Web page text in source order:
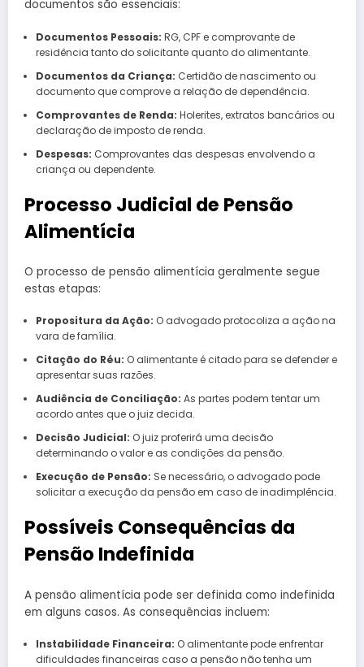
documentos são essenciais:
Documentos Pessoais: RG, CPF e comprovante de
residência tanto do solicitante quanto do alimentante.
Documentos da Criança: Certidão de nascimento ou
documento que comprove a relação de dependência.
Comprovantes de Renda: Holerites, extratos bancários ou
declaração de imposto de renda.
Despesas: Comprovantes das despesas envolvendo a
criança ou dependente.
Processo Judicial de Pensão
Alimentícia
O processo de pensão alimentícia geralmente segue
estas etapas:
Propositura da Ação: O advogado protocoliza a ação na
vara de família.
Citação do Réu: O alimentante é citado para se defender e
apresentar suas razões.
Audiência de Conciliação: As partes podem tentar um
acordo antes que o juiz decida.
Decisão Judicial: O juiz proferirá uma decisão
determinando o valor e as condições da pensão.
Execução de Pensão: Se necessário, o advogado pode
solicitar a execução da pensão em caso de inadimplência.
Possíveis Consequências da
Pensão Indefinida
A pensão alimentícia pode ser definida como indefinida
em alguns casos. As consequências incluem:
Instabilidade Financeira: O alimentante pode enfrentar
dificuldades financeiras caso a pensão não tenha um